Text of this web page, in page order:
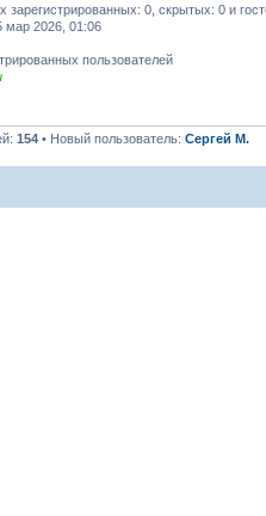
зарегистрированных: 0, скрытых: 0 и
мар 2026, 01:06
пользователей
154 • Новый пользователь: Сергей М.